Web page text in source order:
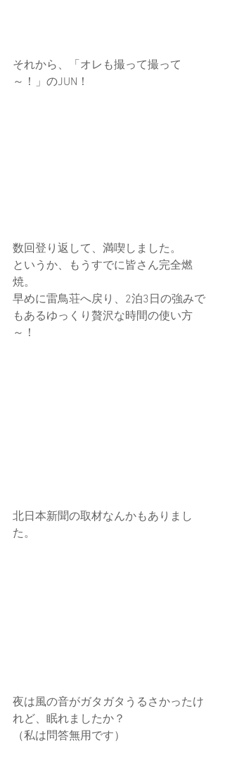
それから、「オレも撮って撮って
～！」のJUN！
数回登り返して、満喫しました。
というか、もうすでに皆さん完全燃
焼。
早めに雷鳥荘へ戻り、2泊3日の強みで
もあるゆっくり贅沢な時間の使い方
～！
北日本新聞の取材なんかもありまし
た。
夜は風の音がガタガタうるさかったけ
れど、眠れましたか？
（私は問答無用です）